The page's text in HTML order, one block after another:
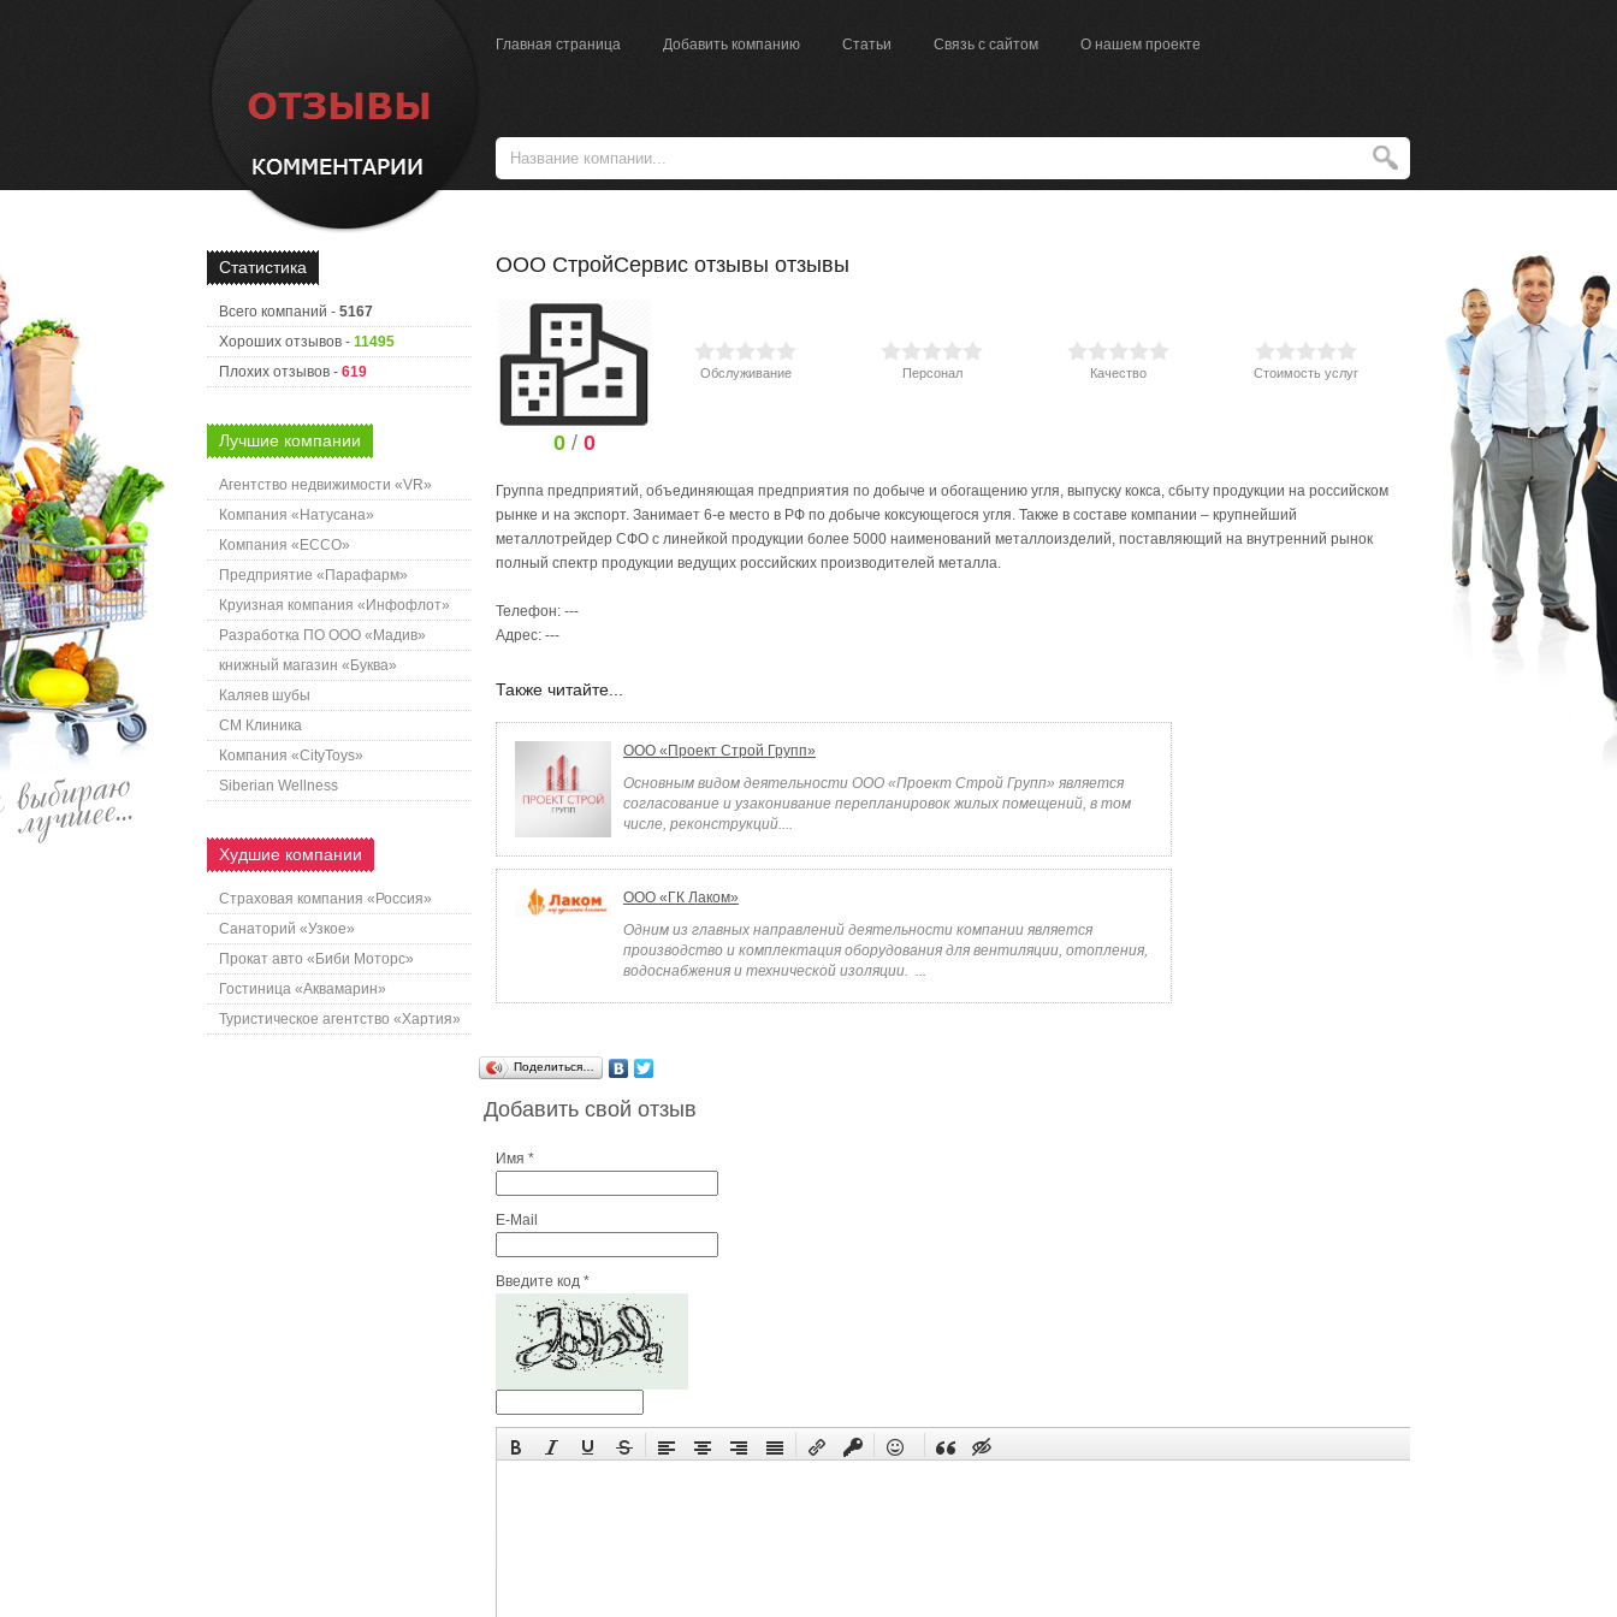
Главная страница Добавить компанию Статьи Связь с сайтом О нашем проекте
Статистика
Всего компаний - 5167
Хороших отзывов - 11495
Плохих отзывов - 619
Лучшие компании
Агентство недвижимости «VR»
Компания «Натусана»
Компания «ECCO»
Предприятие «Парафарм»
Круизная компания «Инфофлот»
Разработка ПО ООО «Мадив»
книжный магазин «Буква»
Каляев шубы
СМ Клиника
Компания «CityToys»
Siberian Wellness
Худшие компании
Страховая компания «Россия»
Санаторий «Узкое»
Прокат авто «Биби Моторс»
Гостиница «Аквамарин»
Туристическое агентство «Хартия»
ООО СтройСервис отзывы отзывы
0/ 0
Обслуживание Персонал Качество Стоимость услуг
Группа предприятий, объединяющая предприятия по добыче и обогащению угля, выпуску кокса, сбыту продукции на российском
рынке и на экспорт. Занимает 6-е место в РФ по добыче коксующегося угля. Также в составе компании – крупнейший
металлотрейдер СФО с линейкой продукции более 5000 наименований металлоизделий, поставляющий на внутренний рынок
полный спектр продукции ведущих российских производителей металла.
Телефон: ---
Адрес: ---
Также читайте...
ООО «Проект Строй Групп»
Основным видом деятельности ООО «Проект Строй Групп» является
согласование и узаконивание перепланировок жилых помещений, в том
числе, реконструкций....
ООО «ГК Лаком»
Одним из главных направлений деятельности компании является
производство и комплектация оборудования для вентиляции, отопления,
водоснабжения и технической изоляции. ...
Поделиться…
Добавить свой отзыв
Имя *
E-Mail
Введите код *